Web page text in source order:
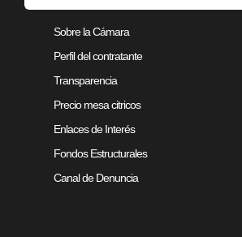
Sobre la Cámara
Perfil del contratante
Transparencia
Precio mesa citricos
Enlaces de Interés
Fondos Estructurales
Canal de Denuncia